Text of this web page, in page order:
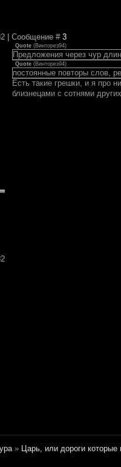
| Сообщение #3
Quote (Винторез94)
Предложения через чур
Quote (Винторез94)
постоянные повторы слов,
Есть такие грешки, и я про
близнецами с сотнями
» Царь, или дороги